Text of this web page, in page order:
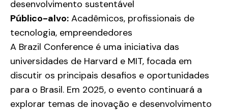
desenvolvimento sustentável
Público-alvo: Acadêmicos, profissionais de
tecnologia, empreendedores
A Brazil Conference é uma iniciativa das
universidades de Harvard e MIT, focada em
discutir os principais desafios e oportunidades
para o Brasil. Em 2025, o evento continuará a
explorar temas de inovação e desenvolvimento